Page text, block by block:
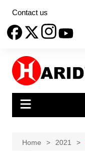
content
Contact us
Home 2021